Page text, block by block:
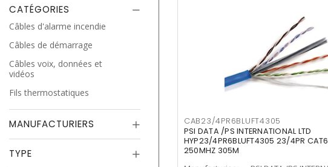
CATÉGORIES
Câbles d'alarme incendie
Câbles de démarrage
Câbles voix, données et
vidéos
Fils thermostatiques
MANUFACTURIERS
TYPE
CAB23/4PR6BLUFT4305
PSI DATA /PS INTERNATIONAL LTD
HYP23/4PR6BLUFT4305 23/4PR CAT6
250MHZ 305M